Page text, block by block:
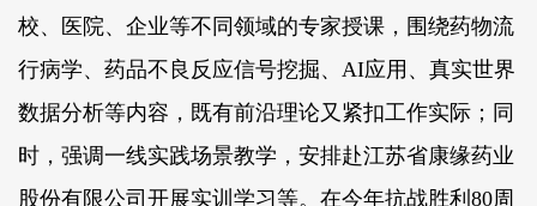
校、医院、企业等不同领域的专家授课，围绕药物流
行病学、药品不良反应信号挖掘、AI应用、真实世界
数据分析等内容，既有前沿理论又紧扣工作实际；同
时，强调一线实践场景教学，安排赴江苏省康缘药业
股份有限公司开展实训学习等。在今年抗战胜利80周